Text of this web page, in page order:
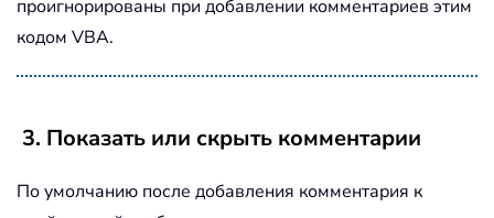
проигнорированы при добавлении комментариев этим
кодом VBA.
3. Показать или скрыть комментарии
По умолчанию после добавления комментария к